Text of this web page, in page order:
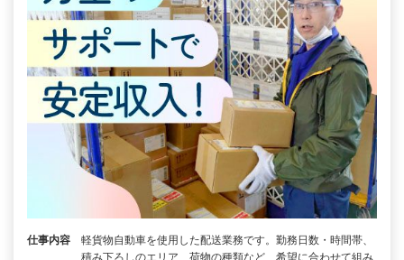
仕事内容
軽貨物自動車を使用した配送業務です。勤務日数・時間帯、
積み下ろしのエリア、荷物の種類など、希望に合わせて組み